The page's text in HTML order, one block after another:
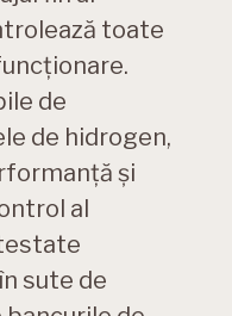
toate
de
de hidrogen,
şi
al
sute de